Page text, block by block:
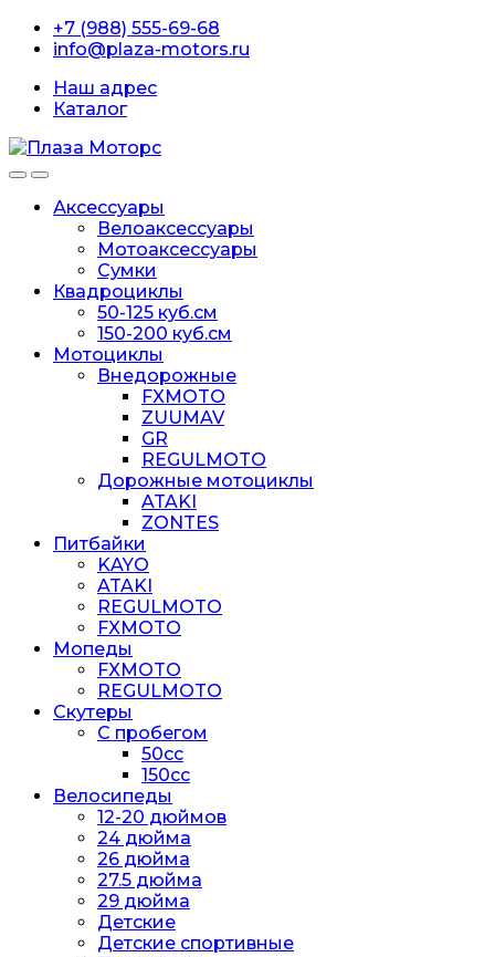
Перейти
перейти+7 (988) 555-69-68
info@plaza-motors.ru
Наш адрес
Каталог
Аксессуары
Велоаксессуары
Мотоаксессуары
Сумки
Квадроциклы
50-125 куб.см
150-200 куб.см
Мотоциклы
Внедорожные
FXMOTO
ZUUMAV
GR
REGULMOTO
Дорожные мотоциклы
ATAKI
ZONTES
Питбайки
KAYO
ATAKI
REGULMOTO
FXMOTO
Мопеды
FXMOTO
REGULMOTO
Скутеры
С пробегом
50cc
150cc
Велосипеды
12-20 дюймов
24 дюйма
26 дюйма
27.5 дюйма
29 дюйма
Детские
Детские спортивные